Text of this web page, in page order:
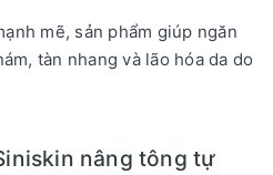
mẽ, sản phẩm giúp ngăn
tàn nhang và lão hóa da do
nâng tông tự